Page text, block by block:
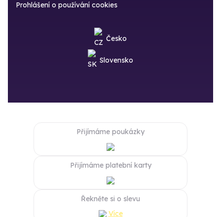
Prohlášení o používání cookies
Česko
Slovensko
Přijímáme poukázky
Přijímáme platební karty
Řekněte si o slevu
Více